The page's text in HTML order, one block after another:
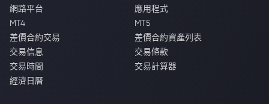
網路平台
應用程式
MT4
MT5
差價合約交易
差價合約資產列表
交易信息
交易條款
交易時間
交易計算器
經濟日曆